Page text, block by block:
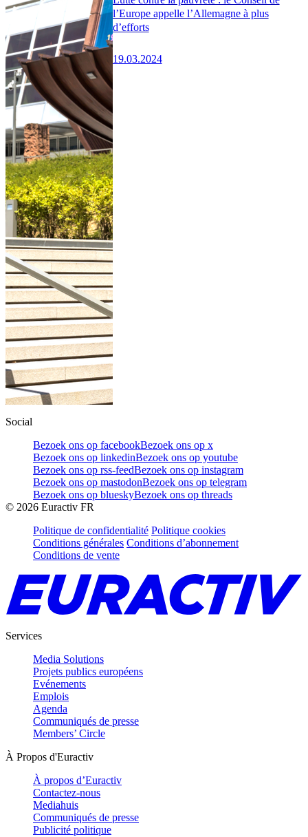
l’Europe appelle l’Allemagne à plus
d’efforts
19.03.2024
Social
Bezoek ons op facebookBezoek ons op x
Bezoek ons op linkedinBezoek ons op youtube
Bezoek ons op rss-feedBezoek ons op instagram
Bezoek ons op mastodonBezoek ons op telegram
Bezoek ons op blueskyBezoek ons op threads
© 2026 Euractiv FR
Politique de confidentialité Politique cookies
Conditions générales Conditions d’abonnement
Conditions de vente
Services
Media Solutions
Projets publics européens
Evénements
Emplois
Agenda
Communiqués de presse
Members’ Circle
À Propos d'Euractiv
À propos d’Euractiv
Contactez-nous
Mediahuis
Communiqués de presse
Publicité politique